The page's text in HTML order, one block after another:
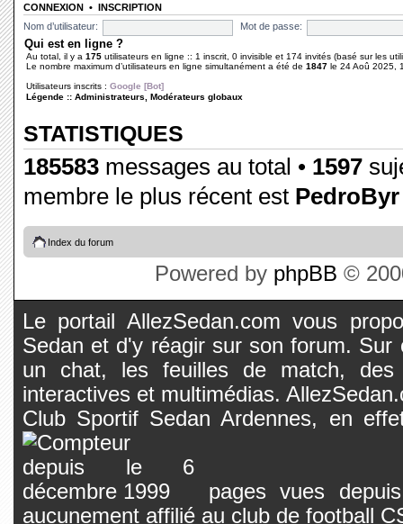
CONNEXION • INSCRIPTION
Nom d’utilisateur:
Mot de passe:
Qui est en ligne ?
Au total, il y a 175 utilisateurs en ligne :: 1 inscrit, 0 invisible et 174 invités (basé sur les
Le nombre maximum d’utilisateurs en ligne simultanément a été de 1847 le 24 Aoû 2025,
Utilisateurs inscrits : Google [Bot]
Légende :: Administrateurs Modérateurs globaux
STATISTIQUES
185583 messages au total • 1597
membre le plus récent est PedroByr
Index du forum
Powered by phpBB ©
Le portail AllezSedan.com vous
Sedan et d'y réagir sur son forum.
un chat, les feuilles de match, des
interactives et multimédias.
Club Sportif Sedan Ardennes, en
pages vues
aucunement affilié au club de football